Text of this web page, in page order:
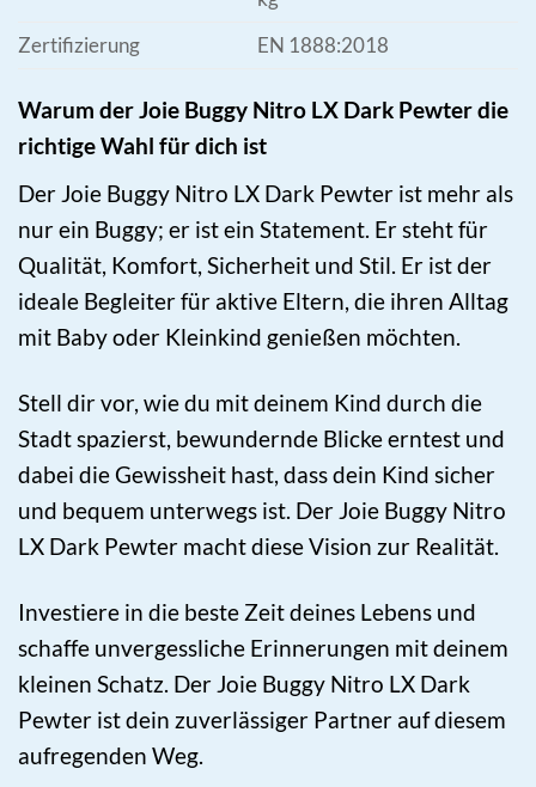
Zertifizierung
EN 1888:2018
Warum der Joie Buggy Nitro LX Dark Pewter die
richtige Wahl für dich ist
Der Joie Buggy Nitro LX Dark Pewter ist mehr als
nur ein Buggy; er ist ein Statement. Er steht für
Qualität, Komfort, Sicherheit und Stil. Er ist der
ideale Begleiter für aktive Eltern, die ihren Alltag
mit Baby oder Kleinkind genießen möchten.
Stell dir vor, wie du mit deinem Kind durch die
Stadt spazierst, bewundernde Blicke erntest und
dabei die Gewissheit hast, dass dein Kind sicher
und bequem unterwegs ist. Der Joie Buggy Nitro
LX Dark Pewter macht diese Vision zur Realität.
Investiere in die beste Zeit deines Lebens und
schaffe unvergessliche Erinnerungen mit deinem
kleinen Schatz. Der Joie Buggy Nitro LX Dark
Pewter ist dein zuverlässiger Partner auf diesem
aufregenden Weg.